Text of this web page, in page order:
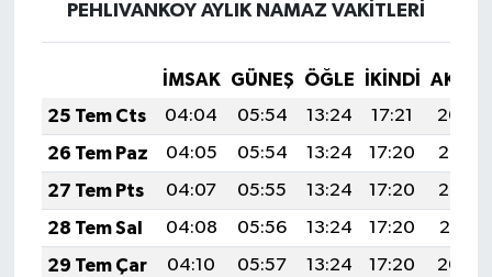
PEHLIVANKOY AYLIK NAMAZ VAKITLERI
İMSAK GÜNEŞ ÖĞLE İKINDI
25 Tem Cts
04:04 05:54 13:24 17:21
20:44
26 Tem Paz
04:05 05:54 13:24 17:20
20:43
27 Tem Pts
04:07 05:55 13:24 17:20
20:42
28 Tem Sal
04:08 05:56 13:24 17:20
20:41
29 Tem Çar
04:10 05:57 13:24 17:20
20:40